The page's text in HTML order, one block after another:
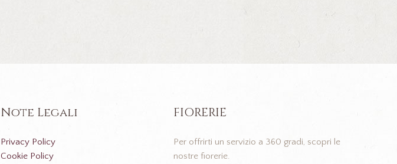
Note Legali
Privacy Policy
Cookie Policy
FIORERIE
Per offrirti un servizio a 360 gradi, scopri le
nostre fiorerie.